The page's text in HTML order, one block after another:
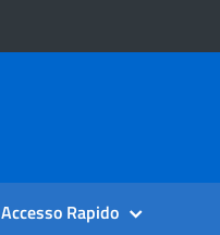
Accesso Rapido